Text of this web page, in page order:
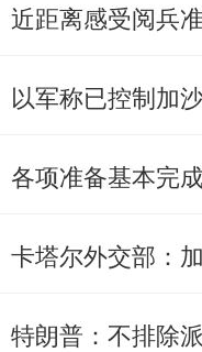
近距离感受阅兵
以军称已控制加
卡塔尔外交部：
特朗普：不排除